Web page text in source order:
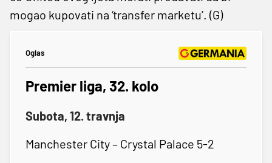
mogao kupovati na ‘transfer marketu’. (G)
Oglas
Premier liga, 32. kolo
Subota, 12. travnja
Manchester City – Crystal Palace 5-2